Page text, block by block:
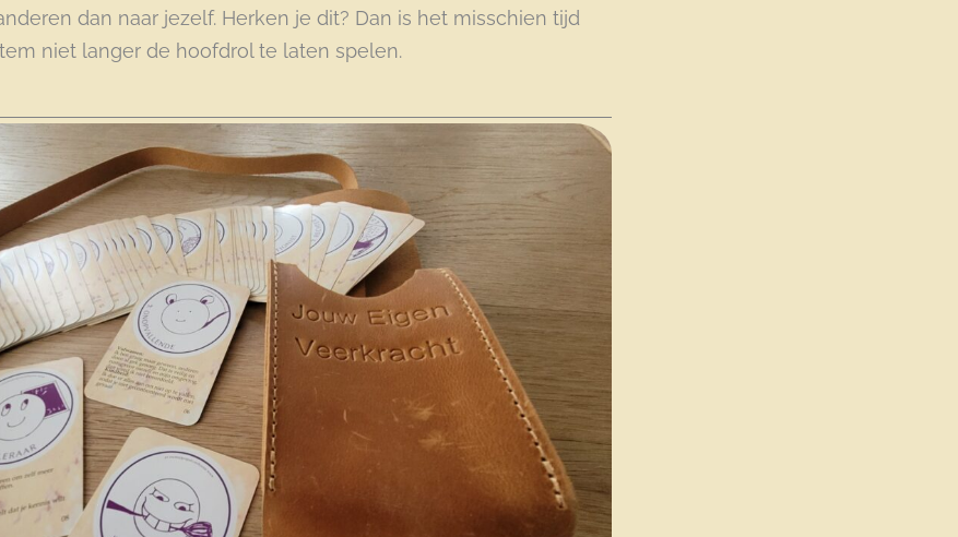
dan naar jezelf. Herken je dit? Dan is het misschien tijd
niet langer de hoofdrol te laten spelen.